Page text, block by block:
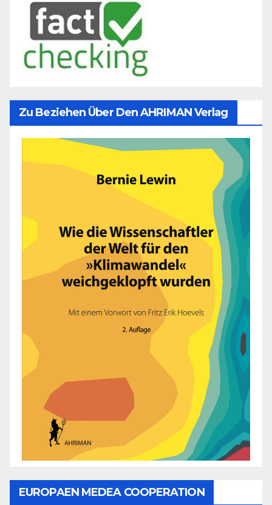
Zu Beziehen Über Den AHRIMAN Verlag
EUROPAEN MEDEA COOPERATION